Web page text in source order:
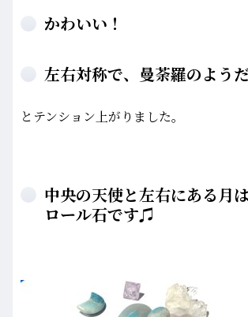
かわいい！
左右対称で、曼荼羅のようだ
とテンション上がりました。
中央の天使と左右にある月
ロール石です♫